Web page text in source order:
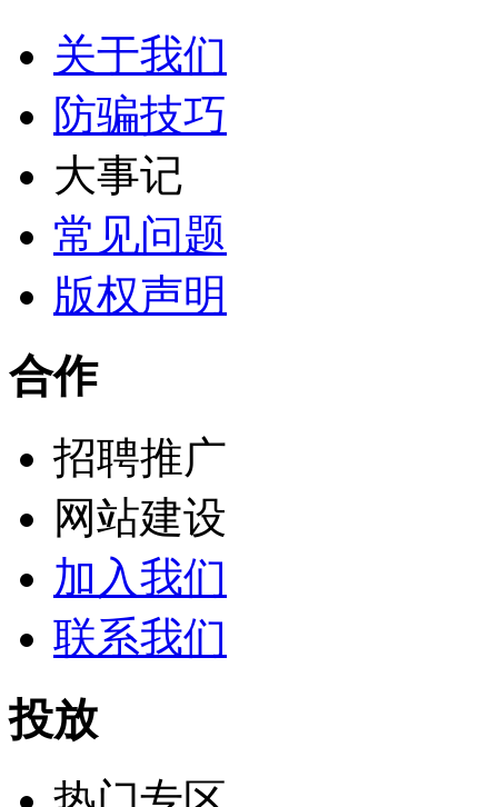
关于我们
防骗技巧
大事记
常见问题
版权声明
合作
招聘推广
网站建设
加入我们
联系我们
投放